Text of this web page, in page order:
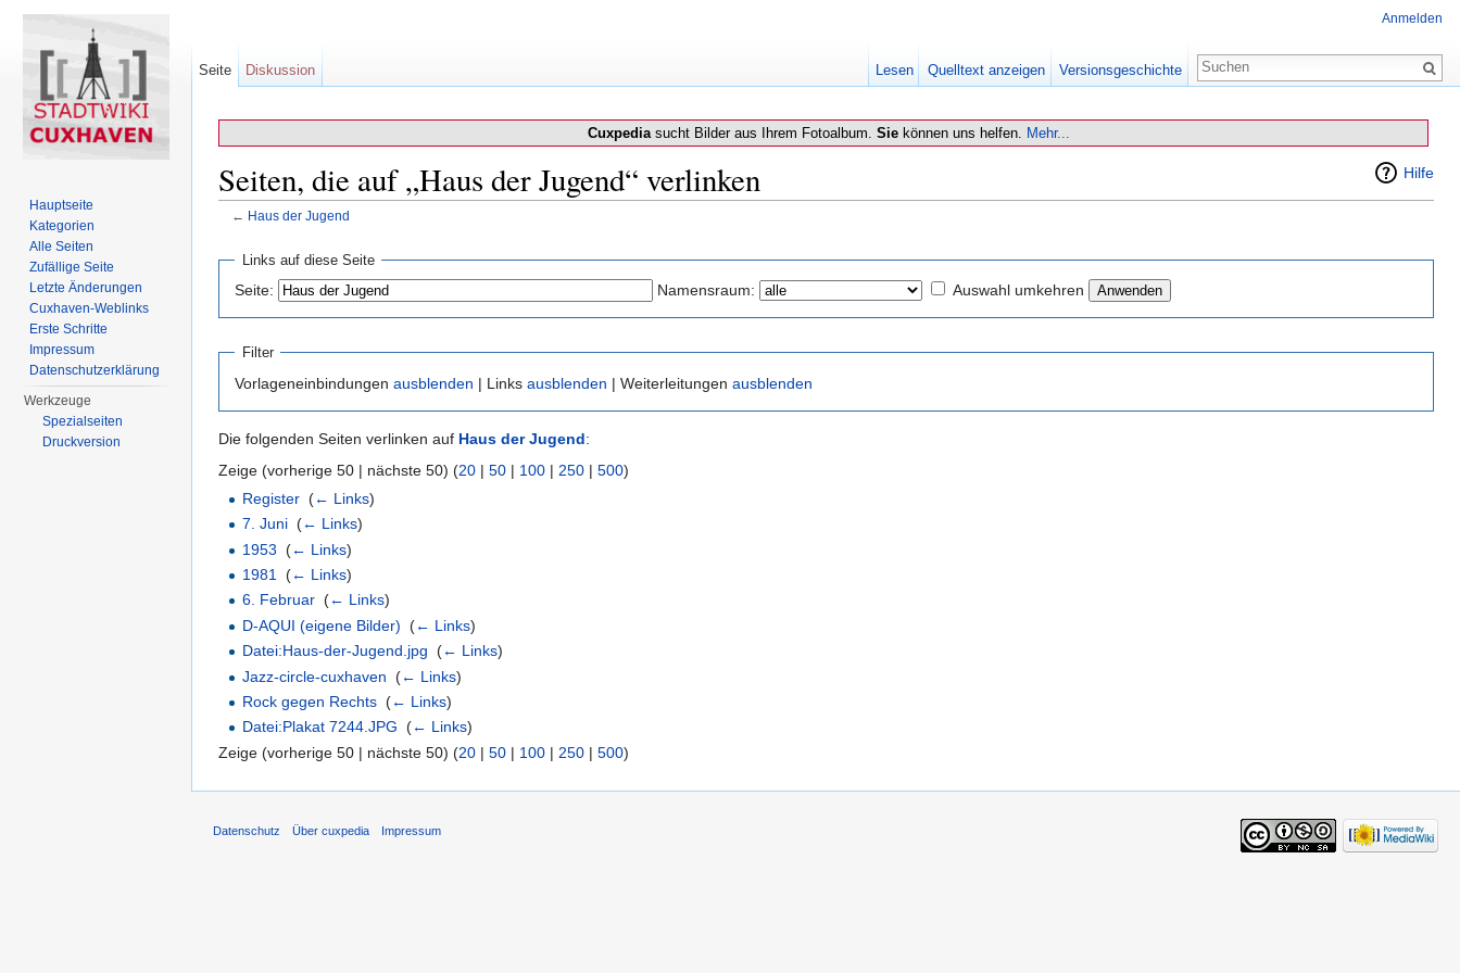
Cuxpediasucht Bilder aus Ihrem Fotoalbum. Sie können uns helfen. Mehr...
Hilfe
Seiten, die auf „Haus der Jugend“ verlinken
← Haus der Jugend
Links auf diese Seite
Seite: Namensraum: Auswahl umkehren
Filter
Vorlageneinbindungen ausblenden | Links ausblenden | Weiterleitungen ausblenden
Die folgenden Seiten verlinken auf Haus der Jugend:
Zeige (vorherige 50 | nächste 50) (20 | 50 | 100 | 250 | 500)
Register (← Links)
7. Juni (← Links)
1953
(← Links)
1981
(← Links)
6. Februar (← Links)
D-AQUI (eigene Bilder)
(← Links)
Datei:Haus-der-Jugend.jpg
(← Links)
Jazz-circle-cuxhaven
(← Links)
Rock gegen Rechts (← Links)
Datei:Plakat 7244.JPG
(← Links)
Zeige (vorherige 50 | nächste 50) (20 | 50 | 100 | 250 | 500)
Anmelden
Seite Diskussion Lesen Quelltext anzeigen Versionsgeschichte
Hauptseite
Kategorien
Alle Seiten
Zufällige Seite
Letzte Änderungen
Cuxhaven-Weblinks
Erste Schritte
Impressum
Datenschutzerklärung
Werkzeuge
Spezialseiten
Druckversion
Datenschutz Über cuxpedia Impressum